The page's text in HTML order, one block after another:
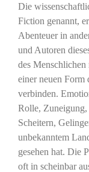
Die
Fiction genannt,
Abenteuer in
und Autoren
des
einer neuen Form
verbinden.
Rolle,
Scheitern,
unbekanntem
gesehen hat. Die
oft in scheinbar